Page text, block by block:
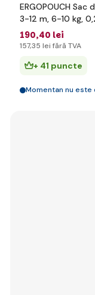
ERGOPOUCH
3-12 m, 6-10 kg,
190,40 lei
157,35 lei fără TVA
+ 41 puncte
Momentan nu este